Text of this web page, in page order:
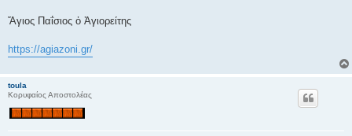
Ἅγιος Παΐσιος ὁ Ἁγιορείτης
https://agiazoni.gr/
toula
Κορυφαίος Αποστολέας